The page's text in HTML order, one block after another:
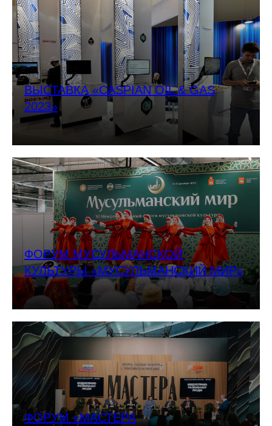
ВЫСТАВКА «CASPIAN OIL & GAS
2023»
ФОРУМ МУСУЛЬМАНСКОЙ
КУЛЬТУРЫ «МУСУЛЬМАНСКИЙ МИР»
ФОРУМ «МАСТЕРА